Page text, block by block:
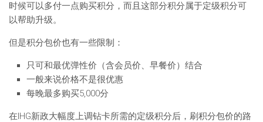
时候可以多付一点购买积分，而且这部分积分属于定级积分可
以帮助升级。
但是积分包价也有一些限制：
只可和最优弹性价（含会员价、早餐价）结合
一般来说价格不是很优惠
每晚最多购买5,000分
在IHG新政大幅度上调钻卡所需的定级积分后，刷积分包价的路